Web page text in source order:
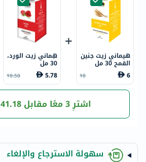
هيماني زيت جنين
القمح 30 مل
6
10
هِماني زيت الورد،
30 مل
5.78
10.50
اشترِ 3 معًا مقابل 41.18
سهولة الاسترجاع والإلغاء